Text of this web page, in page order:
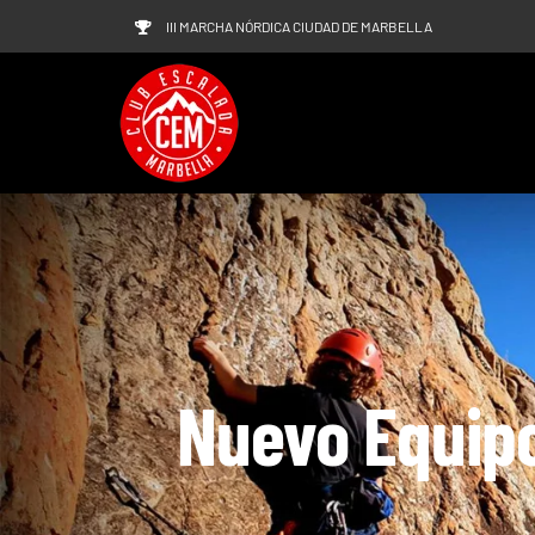
al
III MARCHA NÓRDICA CIUDAD DE MARBELLA
Nuevo